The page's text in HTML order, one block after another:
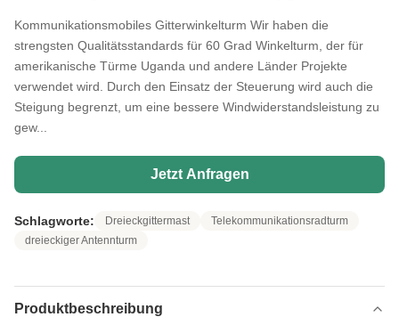
Kommunikationsmobiles Gitterwinkelturm Wir haben die
strengsten Qualitätsstandards für 60 Grad Winkelturm, der für
amerikanische Türme Uganda und andere Länder Projekte
verwendet wird. Durch den Einsatz der Steuerung wird auch die
Steigung begrenzt, um eine bessere Windwiderstandsleistung zu
gew...
Jetzt Anfragen
Schlagworte: Dreieckgittermast
Telekommunikationsradturm
dreieckiger Antennturm
Produktbeschreibung